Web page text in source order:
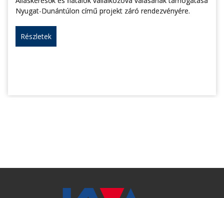
Nyugat-Dunántúlon című projekt záró rendezvényére.
Részletek